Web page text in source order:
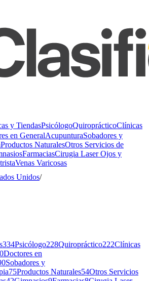
y TiendasPsicólogoQuiroprácticoClínicas
en GeneralAcupunturaSobadores y
Productos NaturalesOtros Servicios de
FarmaciasCirugia Laser Ojos y
Venas Varicosas
Unidos/
334Psicólogo228Quiropráctico222Clínicas
Doctores en
Sobadores y
75Productos Naturales54Otros Servicios